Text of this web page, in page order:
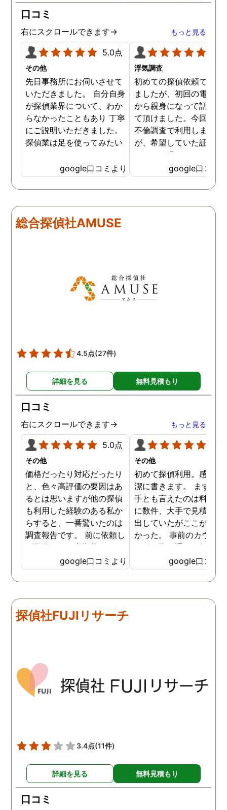
かげで夫と離婚ができそ
口コミ
右にスクロールできます→ もっと見る
5.0点
その他
先日事務所にお伺いさせて
いただきました。 自分自身
が探偵業界について、わか
らなかったこともあり 丁寧
にご説明いただきました。
探偵業は足を使ってみたい
SNSなどの知識も豊富で、
色んな視点から対応されて
います。 他の口コミにもあ
金が安く明確で親身になっ
て対応いただける探偵さん
google口コミより
浮気調査
初めての探偵依頼で緊張
ましたが、初回の電話相
から親身になって話を聞
て頂けました。今回、夫
不倫調査で利用しました
が、希望していた証拠を
っかりと撮ってもらうこ
が出来ました。調査中も
動きがある度に細かく報
してくださり、安心しま
読めない中、柔軟に対応
す。
google口コミ
総合探偵社AMUSE
4.5点(27件)
詳細を見る 無料見積もり
口コミ
右にスクロールできます→ もっと見る
5.0点
その他
価格だったり対応だったり
と、色々高評価の要因はあ
るとは思いますが他の探偵
も利用した経験のある私か
らすると、一番驚いたのは
調査報告です。 前に依頼し
た探偵では、定期的にまと
めて報告がくる為なかなか
実際の現状を把握するのが
難しかったですが、ここは
来ていました。 担当の人も
丁寧で報告内容もわかりや
google口コミより
その他
初めて探偵利用。感想を
潔に書きます。 まず、
手とも言えたのは料金。
に数件、大手で見積もり
出していたがここが一番
かった。 事前のカウン
ングの際の通りの価格で
途中での追加料金なども
く安心してお任せできた
由のひとつ。 かと言っ
く、むしろ期待以上に細
google口コミ
探偵社FUJIリサーチ
3.4点(11件)
詳細を見る 無料見積もり
口コミ